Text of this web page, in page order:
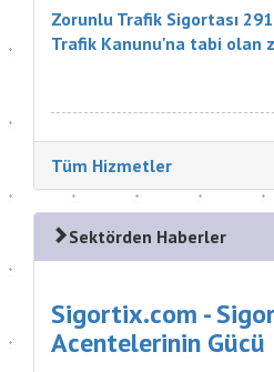
Zorunlu Trafik Sigortası
Trafik Kanunu'na tabi olan
Tüm Hizmetler
Sektörden Haberler
Sigortix.com -
Acentelerinin Gücü